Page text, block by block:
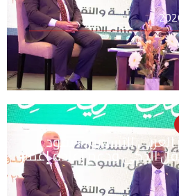
للتسويق» يقود
الذكي ودعم إعادة إعمار